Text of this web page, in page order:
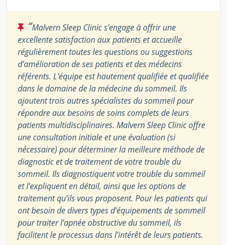
“Malvern Sleep Clinic s’engage à offrir une
excellente satisfaction aux patients et accueille
régulièrement toutes les questions ou suggestions
d’amélioration de ses patients et des médecins
référents. L’équipe est hautement qualifiée et qualifiée
dans le domaine de la médecine du sommeil. Ils
ajoutent trois autres spécialistes du sommeil pour
répondre aux besoins de soins complets de leurs
patients multidisciplinaires. Malvern Sleep Clinic offre
une consultation initiale et une évaluation (si
nécessaire) pour déterminer la meilleure méthode de
diagnostic et de traitement de votre trouble du
sommeil. Ils diagnostiquent votre trouble du sommeil
et l’expliquent en détail, ainsi que les options de
traitement qu’ils vous proposent. Pour les patients qui
ont besoin de divers types d’équipements de sommeil
pour traiter l’apnée obstructive du sommeil, ils
facilitent le processus dans l’intérêt de leurs patients.